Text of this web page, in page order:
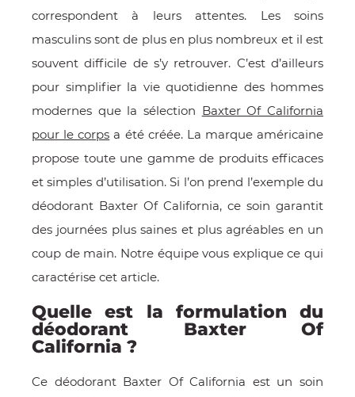
correspondent à leurs attentes. Les soins
masculins sont de plus en plus nombreux et il est
souvent difficile de s’y retrouver. C’est d’ailleurs
pour simplifier la vie quotidienne des hommes
modernes que la sélection Baxter Of California
pour le corps a été créée. La marque américaine
propose toute une gamme de produits efficaces
et simples d’utilisation. Si l’on prend l’exemple du
déodorant Baxter Of California, ce soin garantit
des journées plus saines et plus agréables en un
coup de main. Notre équipe vous explique ce qui
caractérise cet article.
Quelle est la formulation du
déodorant Baxter Of
California ?
Ce déodorant Baxter Of California est un soin